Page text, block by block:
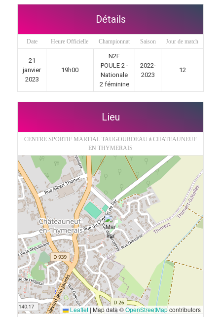
Détails
Date Heure Officielle Championnat Saison Jour de match
21
janvier
2023
19h00
N2F
POULE 2 -
Nationale
2 féminine
2022-
2023
12
Lieu
CENTRE SPORTIF MARTIAL TAUGOURDEAU à CHATEAUNEUF
EN THYMERAIS
Leaflet | Map data ©OpenStreetMapcontributors